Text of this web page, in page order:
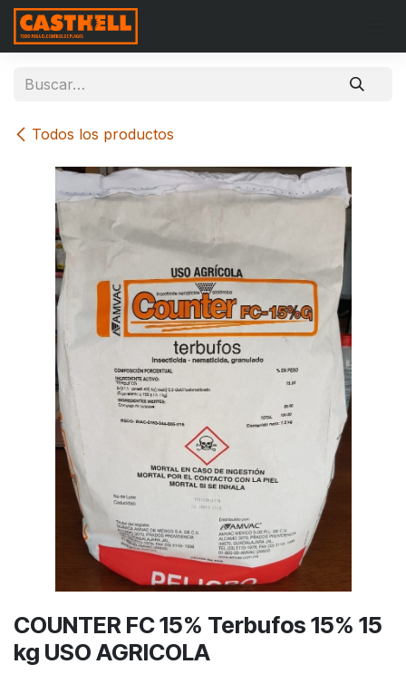
Ir al contenido
Todos los productos
COUNTER FC 15% Terbufos 15% 15
kg USO AGRICOLA